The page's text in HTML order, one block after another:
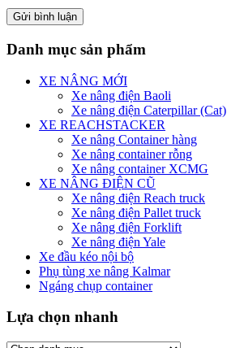
Danh mục sản phẩm
XE NÂNG MỚI
Xe nâng điện Baoli
Xe nâng điện Caterpillar (Cat)
XE REACHSTACKER
Xe nâng Container hàng
Xe nâng container rỗng
Xe nâng container XCMG
XE NÂNG ĐIỆN CŨ
Xe nâng điện Reach truck
Xe nâng điện Pallet truck
Xe nâng điện Forklift
Xe nâng điện Yale
Xe đầu kéo nội bộ
Phụ tùng xe nâng Kalmar
Ngáng chụp container
Lựa chọn nhanh